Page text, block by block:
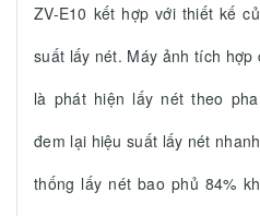
ZV-E10 kết hợp với thiết kế
suất lấy nét. Máy ảnh tích
là phát hiện lấy nét theo
đem lại hiệu suất lấy nét
thống lấy nét bao phủ 84%